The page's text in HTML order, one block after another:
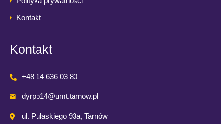
Kontakt
Kontakt
+48 14 636 03 80
dyrpp14@umt.tarnow.pl
ul. Pułaskiego 93a, Tarnów